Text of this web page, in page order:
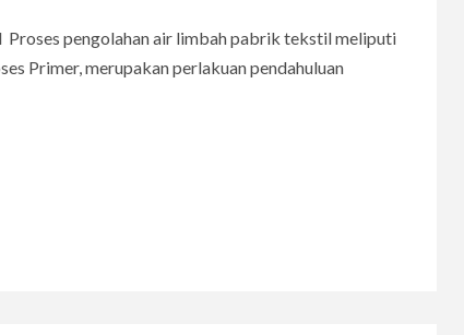
Proses pengolahan air limbah pabrik tekstil meliputi
Primer, merupakan perlakuan pendahuluan